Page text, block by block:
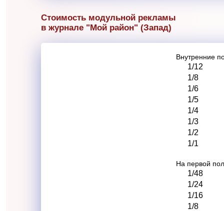
Стоимость модульной рекламы
в журнале "Мой район" (Запад)
Внутренние
1/12
1/8
1/6
1/5
1/4
1/3
1/2
1/1
На первой
1/48
1/24
1/16
1/8